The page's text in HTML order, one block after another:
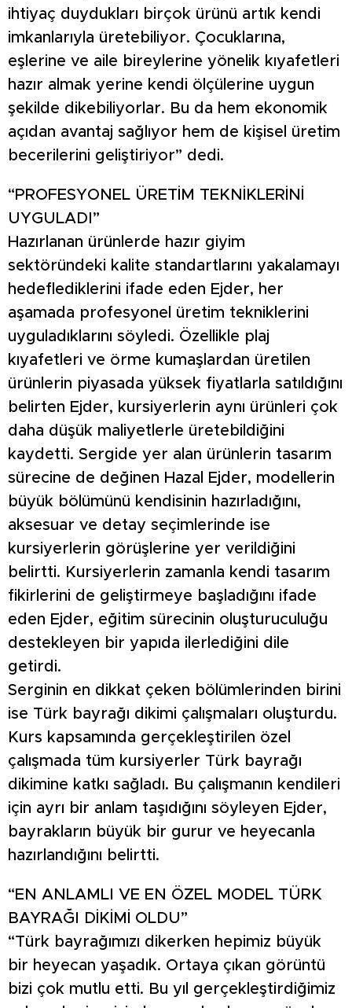
ihtiyaç duydukları birçok ürünü artık kendi
imkanlarıyla üretebiliyor. Çocuklarına,
eşlerine ve aile bireylerine yönelik kıyafetleri
hazır almak yerine kendi ölçülerine uygun
şekilde dikebiliyorlar. Bu da hem ekonomik
açıdan avantaj sağlıyor hem de kişisel üretim
becerilerini geliştiriyor” dedi.
“PROFESYONEL ÜRETİM TEKNİKLERİNİ
UYGULADI”
Hazırlanan ürünlerde hazır giyim
sektöründeki kalite standartlarını yakalamayı
hedeflediklerini ifade eden Ejder, her
aşamada profesyonel üretim tekniklerini
uyguladıklarını söyledi. Özellikle plaj
kıyafetleri ve örme kumaşlardan üretilen
ürünlerin piyasada yüksek fiyatlarla satıldığını
belirten Ejder, kursiyerlerin aynı ürünleri çok
daha düşük maliyetlerle üretebildiğini
kaydetti. Sergide yer alan ürünlerin tasarım
sürecine de değinen Hazal Ejder, modellerin
büyük bölümünü kendisinin hazırladığını,
aksesuar ve detay seçimlerinde ise
kursiyerlerin görüşlerine yer verildiğini
belirtti. Kursiyerlerin zamanla kendi tasarım
fikirlerini de geliştirmeye başladığını ifade
eden Ejder, eğitim sürecinin oluşturuculuğu
destekleyen bir yapıda ilerlediğini dile
getirdi.
Serginin en dikkat çeken bölümlerinden birini
ise Türk bayrağı dikimi çalışmaları oluşturdu.
Kurs kapsamında gerçekleştirilen özel
çalışmada tüm kursiyerler Türk bayrağı
dikimine katkı sağladı. Bu çalışmanın kendileri
için ayrı bir anlam taşıdığını söyleyen Ejder,
bayrakların büyük bir gurur ve heyecanla
hazırlandığını belirtti.
“EN ANLAMLI VE EN ÖZEL MODEL TÜRK
BAYRAĞI DİKİMİ OLDU”
“Türk bayrağımızı dikerken hepimiz büyük
bir heyecan yaşadık. Ortaya çıkan görüntü
bizi çok mutlu etti. Bu yıl gerçekleştirdiğimiz